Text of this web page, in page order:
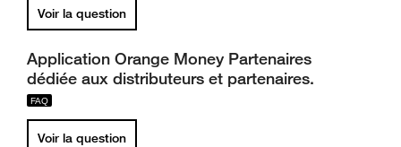
Voir la question
Application Orange Money Partenaires
dédiée aux distributeurs et partenaires.
Voir la question